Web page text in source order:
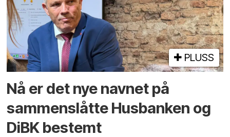
PLUSS
Nå er det nye navnet på
sammenslåtte Husbanken og
DiBK bestemt